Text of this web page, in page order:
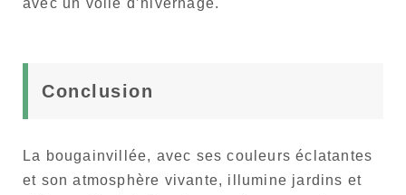
avec un voile d’hivernage.
Conclusion
La bougainvillée, avec ses couleurs éclatantes
et son atmosphère vivante, illumine jardins et